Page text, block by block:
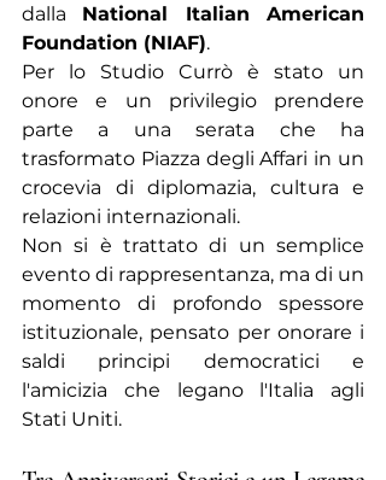
dalla National Italian American
Foundation (NIAF).
Per lo Studio Currò è stato un
onore e un privilegio prendere
parte a una serata che ha
trasformato Piazza degli Affari in un
crocevia di diplomazia, cultura e
relazioni internazionali.
Non si è trattato di un semplice
evento di rappresentanza, ma di un
momento di profondo spessore
istituzionale, pensato per onorare i
saldi principi democratici e
l'amicizia che legano l'Italia agli
Stati Uniti.